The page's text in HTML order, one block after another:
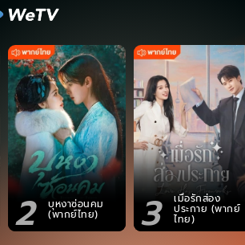
2 บุหงาซ่อนคม
(พากย์ไทย) 3 เมื่อรักส่อง
ประกาย (พากย์
ไทย)